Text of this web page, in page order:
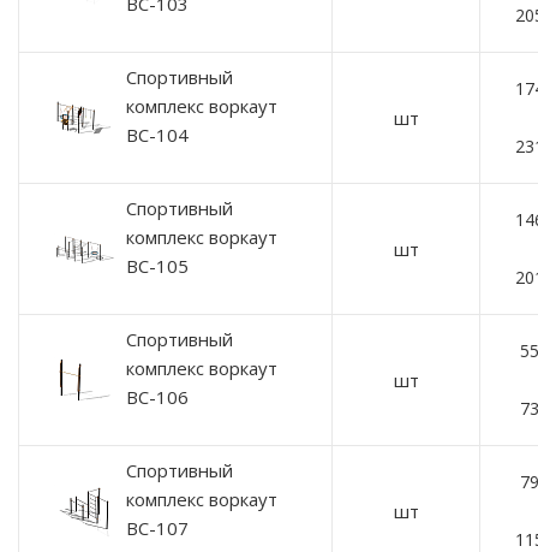
Спортивный
комплекс воркаут
ВС-104
шт
Спортивный
комплекс воркаут
ВС-105
шт
Спортивный
комплекс воркаут
ВС-106
шт
Спортивный
комплекс воркаут
ВС-107
шт